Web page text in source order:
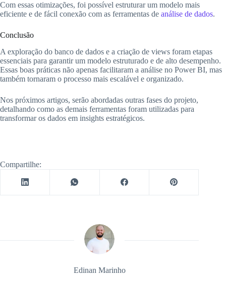
Com essas otimizações, foi possível estruturar um modelo mais
eficiente e de fácil conexão com as ferramentas de análise de dados.
Conclusão
A exploração do banco de dados e a criação de views foram etapas
essenciais para garantir um modelo estruturado e de alto desempenho.
Essas boas práticas não apenas facilitaram a análise no Power BI, mas
também tornaram o processo mais escalável e organizado.
Nos próximos artigos, serão abordadas outras fases do projeto,
detalhando como as demais ferramentas foram utilizadas para
transformar os dados em insights estratégicos.
Compartilhe:
Edinan Marinho